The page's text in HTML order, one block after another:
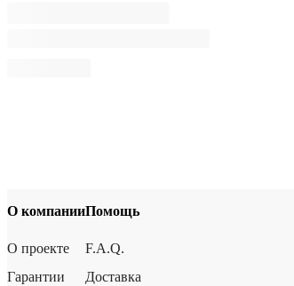
О компании
О проекте
Гарантии
Помощь
F.A.Q.
Доставка